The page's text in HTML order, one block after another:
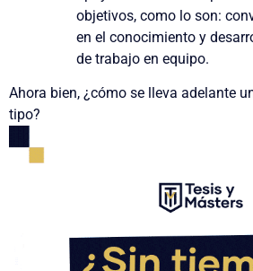
objetivos, como lo son:
en el conocimiento y
de trabajo en equipo.
Ahora bien, ¿cómo se lleva adelante
tipo?